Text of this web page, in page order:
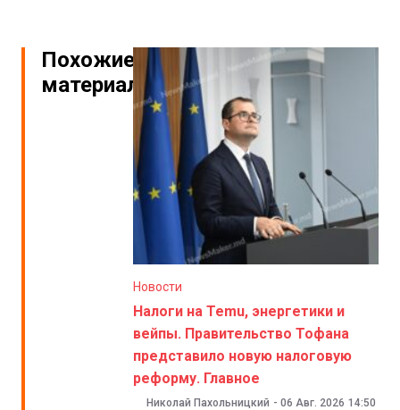
Похожие
материалы
Новости
Налоги на Temu, энергетики и
вейпы. Правительство Тофана
представило новую налоговую
реформу. Главное
Николай Пахольницкий - 06 Авг. 2026 14:50